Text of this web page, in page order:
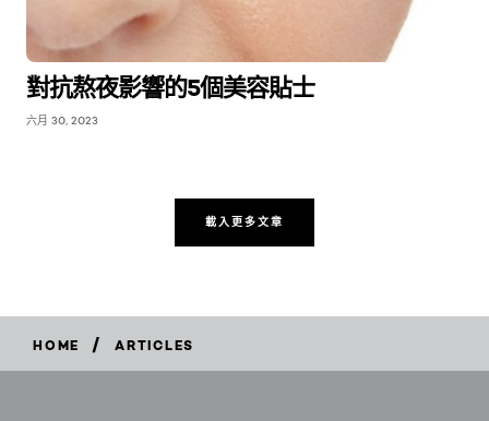
對抗熬夜影響的5個美容貼士
六月 30, 2023
載入更多文章
HOME / ARTICLES